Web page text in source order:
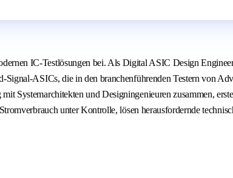
IC-Testlösungen bei. Als Digital ASIC Design
ASICs, die in den branchenführenden Testern von
Systemarchitekten und Designingenieuren zusammen,
unter Kontrolle, lösen herausfordernde